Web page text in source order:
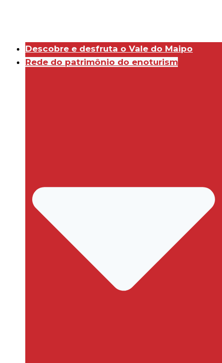
Descobre e desfruta o Vale do Maipo
Rede do patrimônio do enoturism